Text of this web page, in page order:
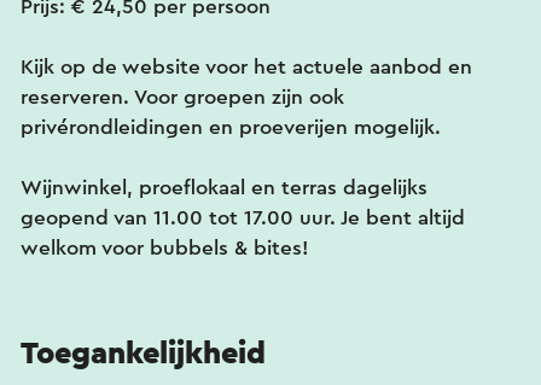
Prijs: € 24,50 per persoon
Kijk op de website voor het actuele aanbod en
reserveren. Voor groepen zijn ook
privérondleidingen en proeverijen mogelijk.
Wijnwinkel, proeflokaal en terras dagelijks
geopend van 11.00 tot 17.00 uur. Je bent altijd
welkom voor bubbels & bites!
Toegankelijkheid